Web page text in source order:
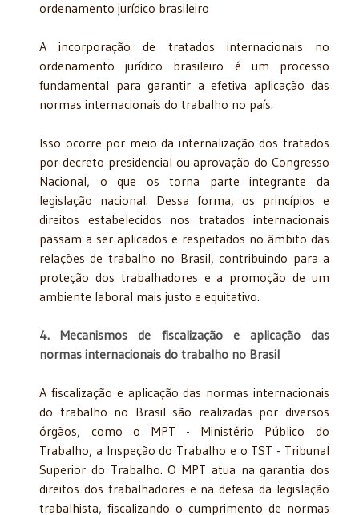
ordenamento jurídico brasileiro
A incorporação de tratados internacionais no
ordenamento jurídico brasileiro é um processo
fundamental para garantir a efetiva aplicação das
normas internacionais do trabalho no país.
Isso ocorre por meio da internalização dos tratados
por decreto presidencial ou aprovação do Congresso
Nacional, o que os torna parte integrante da
legislação nacional. Dessa forma, os princípios e
direitos estabelecidos nos tratados internacionais
passam a ser aplicados e respeitados no âmbito das
relações de trabalho no Brasil, contribuindo para a
proteção dos trabalhadores e a promoção de um
ambiente laboral mais justo e equitativo.
4. Mecanismos de fiscalização e aplicação das
normas internacionais do trabalho no Brasil
A fiscalização e aplicação das normas internacionais
do trabalho no Brasil são realizadas por diversos
órgãos, como o MPT - Ministério Público do
Trabalho, a Inspeção do Trabalho e o TST - Tribunal
Superior do Trabalho. O MPT atua na garantia dos
direitos dos trabalhadores e na defesa da legislação
trabalhista, fiscalizando o cumprimento de normas